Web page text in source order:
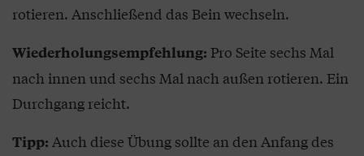
rotieren. Anschließend das Bein wechseln.
Wiederholungsempfehlung: Pro Seite sechs Mal
nach innen und sechs Mal nach außen rotieren. Ein
Durchgang reicht.
Tipp: Auch diese Übung sollte an den Anfang des